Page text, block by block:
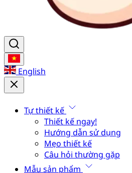
English
Tự thiết kế
Thiết kế ngay!
Hướng dẫn sử dụng
Mẹo thiết kế
Câu hỏi thường gặp
Mẫu sản phẩm